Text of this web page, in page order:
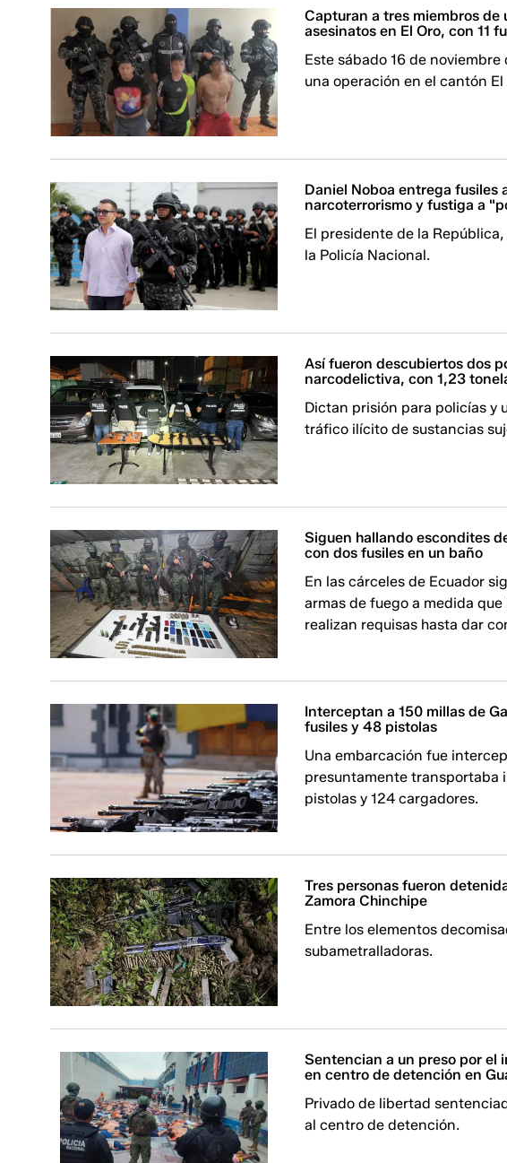
Capturan a tres miembros
asesinatos en El Oro, con 11
Este sábado 16 de
una operación en el cantón El
Daniel Noboa entrega fusiles
narcoterrorismo y fustiga a
El presidente de la
la Policía Nacional.
Así fueron descubiertos dos
narcodelictiva, con 1,23
Dictan prisión para policías y
tráfico ilícito de sustancias
Siguen hallando escondites
con dos fusiles en un baño
En las cárceles de Ecuador
armas de fuego a medida
realizan requisas hasta dar
Interceptan a 150 millas de
fusiles y 48 pistolas
Una embarcación fue
presuntamente transportaba
pistolas y 124 cargadores.
Tres personas fueron
Zamora Chinchipe
Entre los elementos
subametralladoras.
Sentencian a un preso por el
en centro de detención en
Privado de libertad
al centro de detención.